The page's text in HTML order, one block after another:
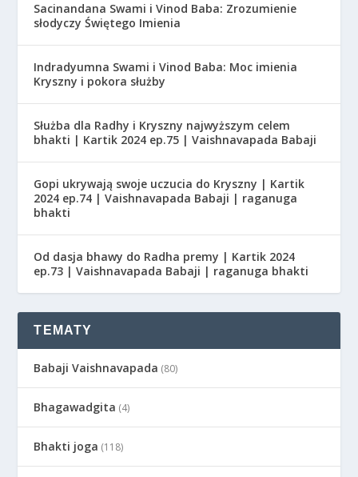
Sacinandana Swami i Vinod Baba: Zrozumienie
słodyczy Świętego Imienia
Indradyumna Swami i Vinod Baba: Moc imienia
Kryszny i pokora służby
Służba dla Radhy i Kryszny najwyższym celem
bhakti | Kartik 2024 ep.75 | Vaishnavapada Babaji
Gopi ukrywają swoje uczucia do Kryszny | Kartik
2024 ep.74 | Vaishnavapada Babaji | raganuga
bhakti
Od dasja bhawy do Radha premy | Kartik 2024
ep.73 | Vaishnavapada Babaji | raganuga bhakti
TEMATY
Babaji Vaishnavapada (80)
Bhagawadgita (4)
Bhakti joga (118)